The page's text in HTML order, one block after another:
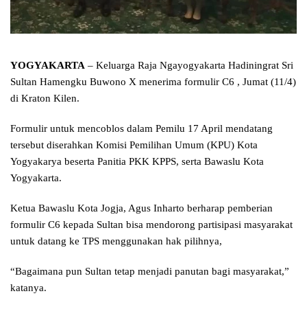
YOGYAKARTA – Keluarga Raja Ngayogyakarta Hadiningrat Sri
Sultan Hamengku Buwono X menerima formulir C6 , Jumat (11/4)
di Kraton Kilen.
Formulir untuk mencoblos dalam Pemilu 17 April mendatang
tersebut diserahkan Komisi Pemilihan Umum (KPU) Kota
Yogyakarya beserta Panitia PKK KPPS, serta Bawaslu Kota
Yogyakarta.
Ketua Bawaslu Kota Jogja, Agus Inharto berharap pemberian
formulir C6 kepada Sultan bisa mendorong partisipasi masyarakat
untuk datang ke TPS menggunakan hak pilihnya,
“Bagaimana pun Sultan tetap menjadi panutan bagi masyarakat,”
katanya.